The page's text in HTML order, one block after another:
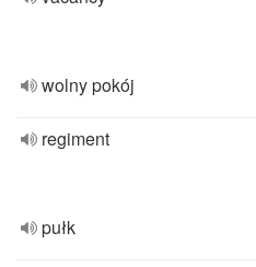
wolny pokój
regiment
pułk